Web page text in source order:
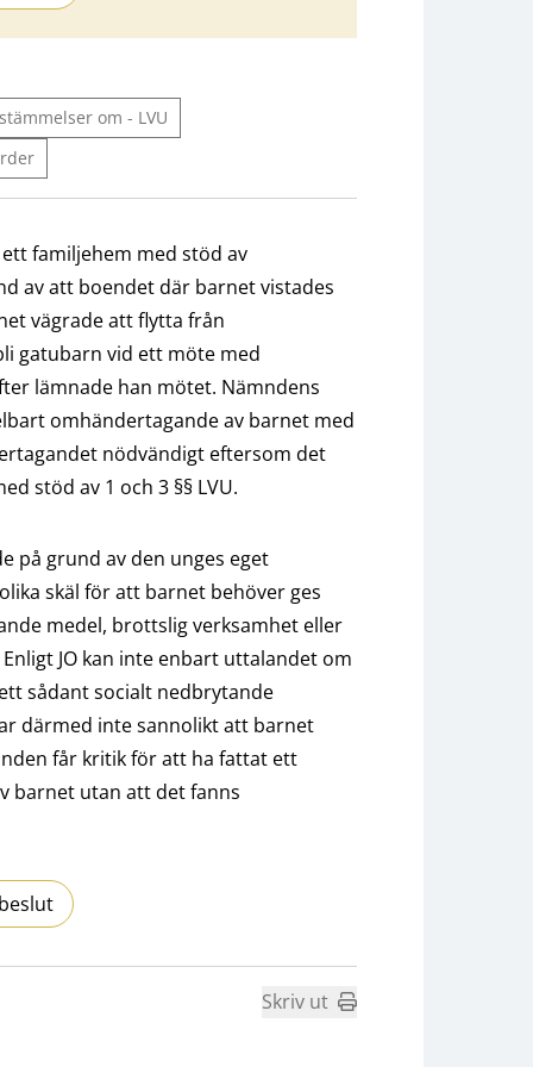
om - LVU
familjehem med stöd av
av att boendet där barnet vistades
vägrade att flytta från
gatubarn vid ett möte med
lämnade han mötet. Nämndens
omhändertagande av barnet med
nödvändigt eftersom det
stöd av 1 och 3 §§ LVU.
på grund av den unges eget
skäl för att barnet behöver ges
medel, brottslig verksamhet eller
JO kan inte enbart uttalandet om
sådant socialt nedbrytande
därmed inte sannolikt att barnet
får kritik för att ha fattat ett
barnet utan att det fanns
Skriv ut